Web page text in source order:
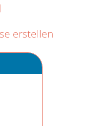
erstellen